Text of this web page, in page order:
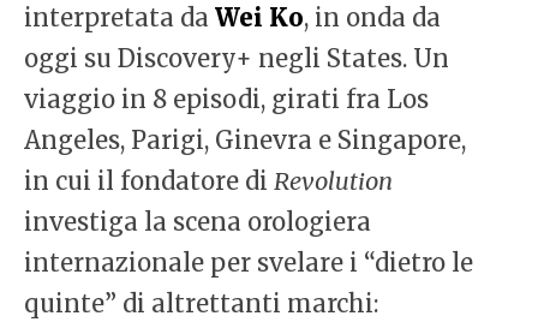
interpretata da Wei Ko, in onda da
oggi su Discovery+ negli States. Un
viaggio in 8 episodi, girati fra Los
Angeles, Parigi, Ginevra e Singapore,
in cui il fondatore di Revolution
investiga la scena orologiera
internazionale per svelare i “dietro le
quinte” di altrettanti marchi: